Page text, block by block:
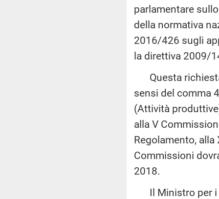
parlamentare
della normativa
2016/426 sugli
la direttiva 2009/
Questa
sensi del comma
(Attività
alla V
Regolamento,
Commissioni
2018.
Il Ministro per i